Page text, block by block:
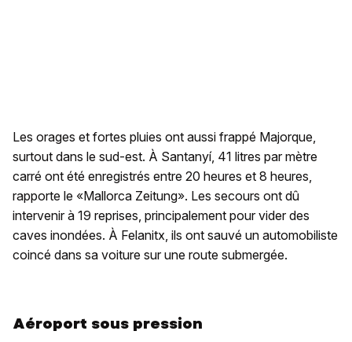
Les orages et fortes pluies ont aussi frappé Majorque,
surtout dans le sud-est. À Santanyí, 41 litres par mètre
carré ont été enregistrés entre 20 heures et 8 heures,
rapporte le «Mallorca Zeitung». Les secours ont dû
intervenir à 19 reprises, principalement pour vider des
caves inondées. À Felanitx, ils ont sauvé un automobiliste
coincé dans sa voiture sur une route submergée.
Aéroport sous pression